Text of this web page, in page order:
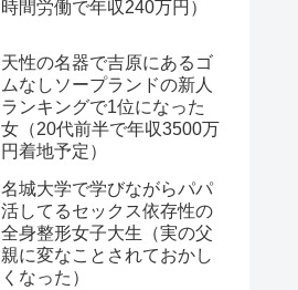
時間労働で年収240万円）
天性の名器で吉原にあるゴ
ムなしソープランドの新人
ランキングで1位になった
女（20代前半で年収3500万
円着地予定）
名城大学で学びながらパパ
活してるセックス依存性の
全身整形女子大生（実の父
親に変なことされておかし
くなった）